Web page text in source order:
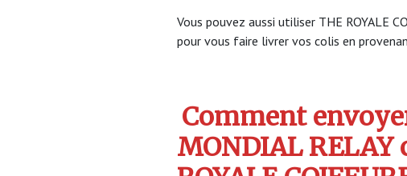
Vous pouvez aussi utiliser THE ROYALE
pour vous faire livrer vos colis en
Comment
MONDIAL RELAY